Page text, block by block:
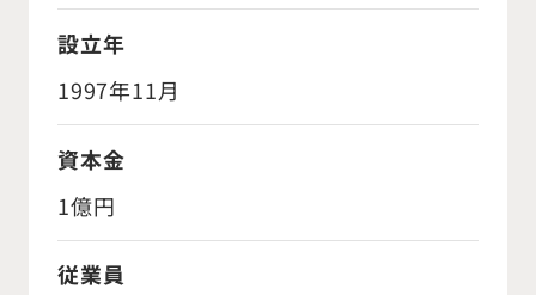
設立年
1997年11月
資本金
1億円
従業員